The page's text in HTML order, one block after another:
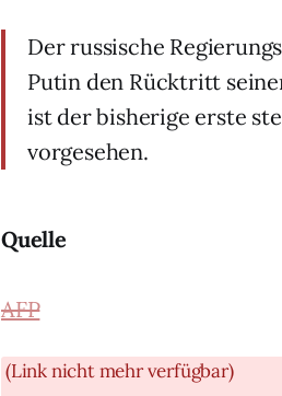
Der russische
Putin den Rücktritt
ist der bisherige erste
vorgesehen.
Quelle
AFP
(Link nicht mehr verfügbar)